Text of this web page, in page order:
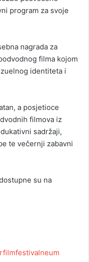
program za svoje
nagrada za
filma kojom
identiteta i
a posjetioce
filmova iz
sadržaji,
te večernji zabavni
su na